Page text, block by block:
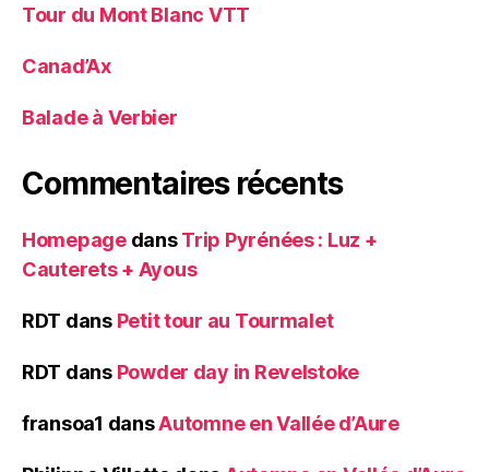
Tour du Mont Blanc VTT
Canad’Ax
Balade à Verbier
Commentaires récents
HomepagedansTrip Pyrénées : Luz +
Cauterets + Ayous
RDT dans Petit tour au Tourmalet
RDT dans Powder day in Revelstoke
fransoa1 dansAutomne en Vallée d’Aure